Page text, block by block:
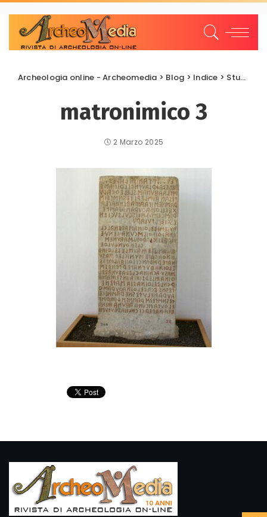
Archeologia online - Archeomedia > Blog > Indice > Studi e Ricerche
matronimico 3
2 Marzo 2025